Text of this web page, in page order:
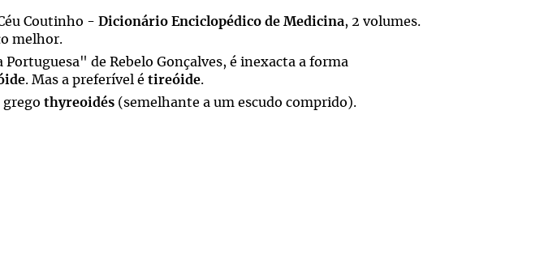
Coutinho - Dicionário Enciclopédico de Medicina, 2 volumes.
melhor.
de Rebelo Gonçalves, é inexacta a forma
. Mas a preferível é tireóide.
grego thyreoidés (semelhante a um escudo comprido).